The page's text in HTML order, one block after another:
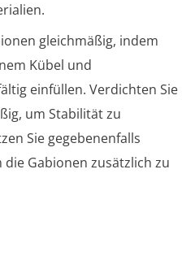
gleichmäßig, indem
Kübel und
einfüllen. Verdichten Sie
um Stabilität zu
Sie gegebenenfalls
Gabionen zusätzlich zu